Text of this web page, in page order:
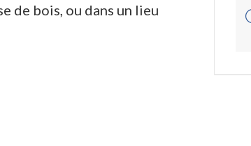
de bois, ou dans un lieu